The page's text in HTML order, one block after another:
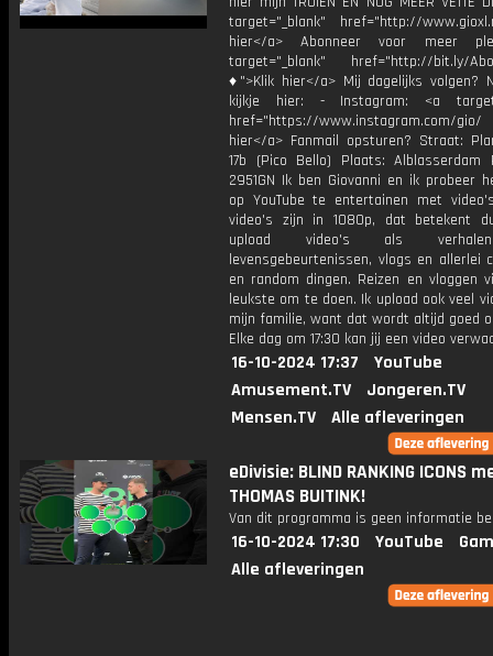
target="_blank" href="http://
hier</a> Abonneer voor meer
target="_blank" href="http://bit.ly/
♦">Klik hier</a> Mij dagelijks volgen?
kijkje hier: - Instagram: <a
href="https://www.instagram.com/
hier</a> Fanmail opsturen? Straat:
17b (Pico Bello) Plaats: Alblasserdam
2951GN Ik ben Giovanni en ik probeer
op YouTube te entertainen met
video's zijn in 1080p, dat betekent
upload video's als
levensgebeurtenissen, vlogs en allerlei
en random dingen. Reizen en vloggen
leukste om te doen. Ik upload ook veel
mijn familie, want dat wordt altijd goed
Elke dag om 17:30 kan jij een video
16-10-2024 17:37
YouTube
Amusement.TV
Jongeren.TV
Mensen.TV
Alle afleveringen
eDivisie: BLIND RANKING ICONS
THOMAS BUITINK!
Van dit programma is geen informatie
16-10-2024 17:30 YouTube
Alle afleveringen